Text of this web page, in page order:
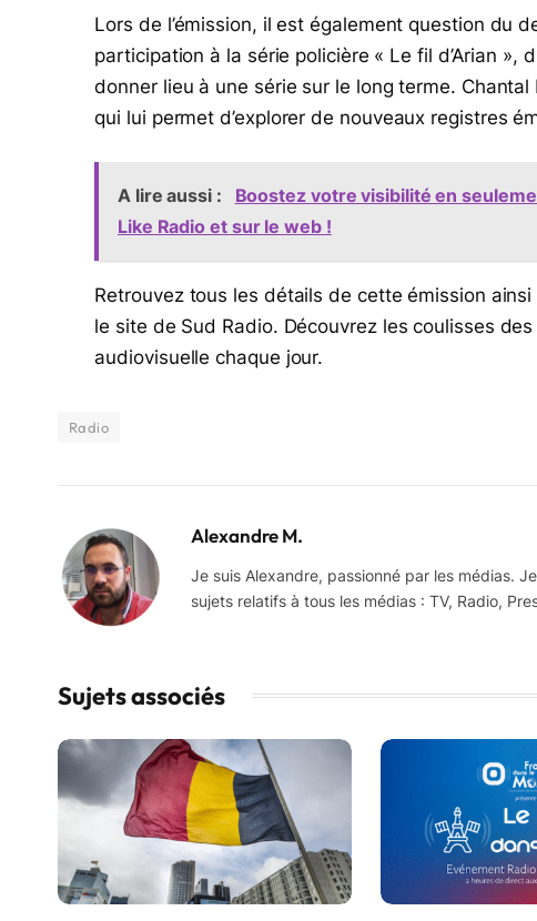
Lors de l’émission, il est également question du
participation à la série policière « Le fil d’Arian »,
donner lieu à une série sur le long terme.
qui lui permet d’explorer de nouveaux registres
A lire aussi :
Boostez votre visibilité en
Like Radio et sur le web !
Retrouvez tous les détails de cette émission
le site de Sud Radio. Découvrez les coulisses
audiovisuelle chaque jour.
Radio
Alexandre M.
Je suis Alexandre, passionné par les médias.
sujets relatifs à tous les médias : TV, Radio,
Sujets associés